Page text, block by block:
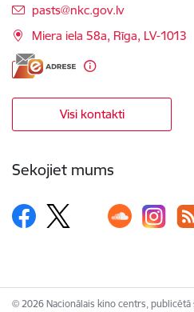
E-pasts:
pasts@nkc.gov.lv
Miera iela 58a, Rīga, LV-1013
Visi kontakti
Sekojiet mums
© 2026 Nacionālais kino centrs, publicētā